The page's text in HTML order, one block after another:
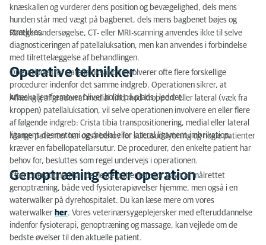
knæskallen og vurderer dens position og bevægelighed, dels mens
hunden står med vægt på bagbenet, dels mens bagbenet bøjes og
strækkes.
Røntgenundersøgelse, CT- eller MRI-scanning anvendes ikke til selve
diagnosticeringen af patellaluksation, men kan anvendes i forbindelse
med tilrettelæggelse af behandlingen.
Operative teknikker
Operationen for patellaluksation involverer ofte flere forskellige
procedurer indenfor det samme indgreb. Operationen sikrer, at
knæskallen fremover bliver holdt på plads i leddet.
Afhængig af graden af medial (ind mod kroppen) eller lateral (væk fra
kroppen) patellaluksation, vil selve operationen involvere en eller flere
af følgende indgreb: Crista tibia transpositionering, medial eller lateral
ligament-desmotomi og medial eller lateral ligament-imbrikation.
Mange patienter har også behov for sulcusuddybning og nogle patienter
kræver en fabellopatellarsutur. De procedurer, den enkelte patient har
behov for, besluttes som regel undervejs i operationen.
Genoptræning efter operation
Efter operationen har de fleste patienter stor gavn af målrettet
genoptræning, både ved fysioterapiøvelser hjemme, men også i en
waterwalker på dyrehospitalet. Du kan læse mere om vores
waterwalker her. Vores veterinærsygeplejersker med efteruddannelse
indenfor fysioterapi, genoptræning og massage, kan vejlede om de
bedste øvelser til den aktuelle patient.